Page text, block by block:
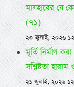
মাযহাবের যে
(৭১)
২৩ জুলাই, ২০২৬
মূর্তি নির্মাণ
সশ্লিষ্টতা
২১ জুলাই, ২০২৬